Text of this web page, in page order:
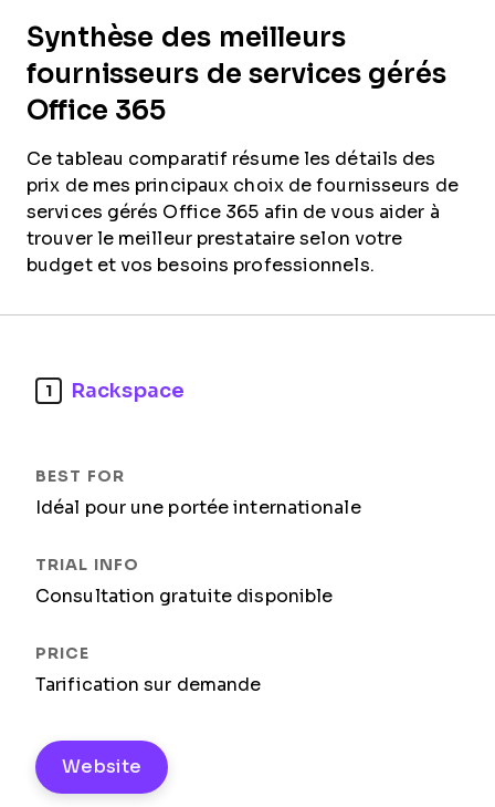
Synthèse des meilleurs
fournisseurs de services gérés
Office 365
Ce tableau comparatif résume les détails des
prix de mes principaux choix de fournisseurs de
services gérés Office 365 afin de vous aider à
trouver le meilleur prestataire selon votre
budget et vos besoins professionnels.
1 Rackspace
Idéal pour une portée internationale
Consultation gratuite disponible
Tarification sur demande
Website